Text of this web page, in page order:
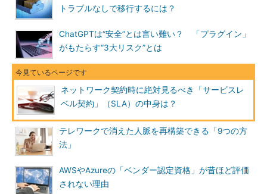
トラブルなしで移行するには？
ChatGPTは“安全”とは言い難い？ 「プラグイン」
がもたらす“3大リスク”とは
ネットワーク契約時に絶対見るべき「サービスレ
ベル契約」（SLA）の中身は？
テレワークで消えた人脈を再構築できる「9つの方
法」
AWSやAzureの「ベンダー認定資格」が昔ほど評価
されない理由